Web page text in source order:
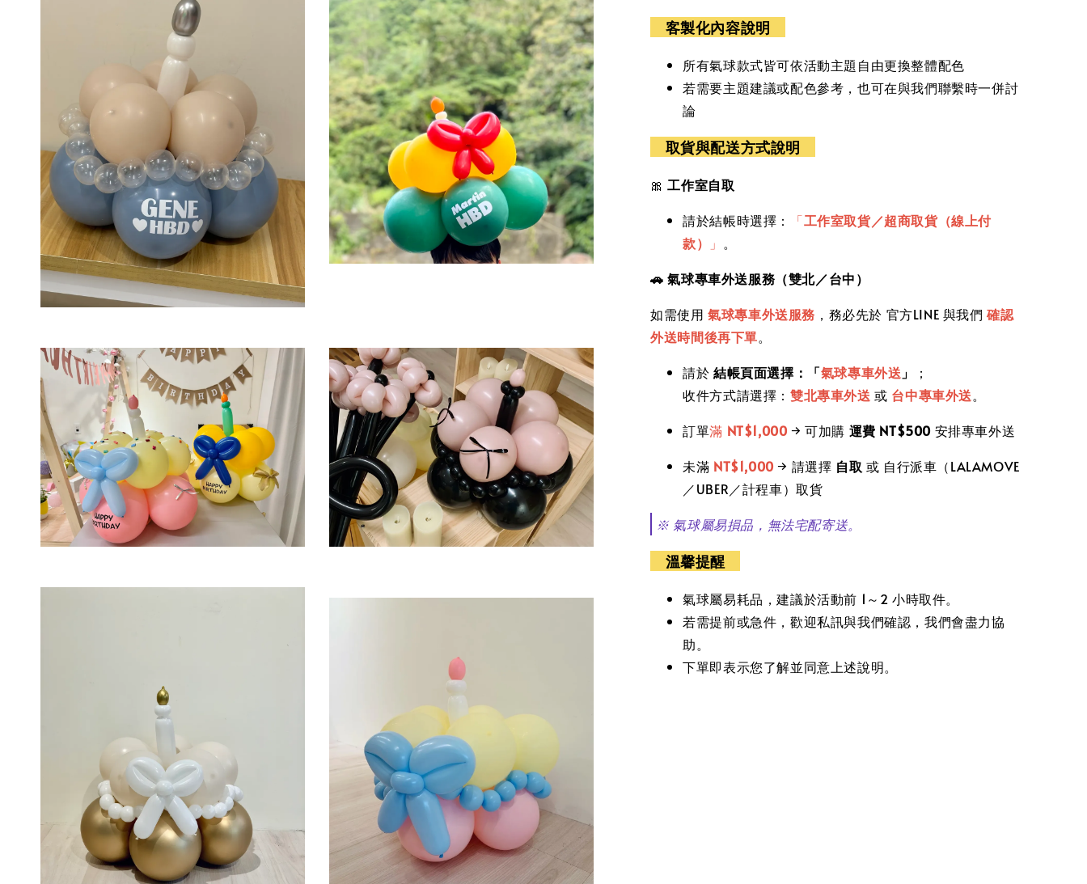
客製化內容說明
所有氣球款式皆可依活動主題自由更換整體配色
若需要主題建議或配色參考，也可在與我們聯繫時一併討
論
取貨與配送方式說明
🎀工作室自取
請於結帳時選擇：
「工作室取貨／超商取貨（線上付
款）
」 。
🚗 氣球專車外送服務（雙北／台中）
如需使用氣球專車外送服務 ，務必先於 官方LINE 與我們確認
外送時間後再下單。
請於 結帳頁面選擇：「氣球專車外送 」
；
收件方式請選擇： 雙北專車外送 或 台中專車外送。
訂單滿 NT$1,000 → 可加購 運費 NT$500 安排專車外送
未滿 NT$1,000 → 請選擇 自取 或 自行派車（LALAMOVE
／UBER／計程車）取貨
※ 氣球屬易損品，無法宅配寄送。
溫馨提醒
氣球屬易耗品，建議於活動前 1～2 小時取件。
若需提前或急件，歡迎私訊與我們確認，我們會盡力協
助。
下單即表示您了解並同意上述說明。